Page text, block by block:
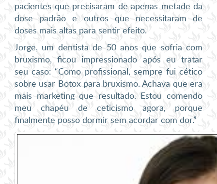
pacientes que precisaram de apenas metade da
dose padrão e outros que necessitaram de
doses mais altas para sentir efeito.
Jorge, um dentista de 50 anos que sofria com
bruxismo, ficou impressionado após eu tratar
seu caso: “Como profissional, sempre fui cético
sobre usar Botox para bruxismo. Achava que era
mais marketing que resultado. Estou comendo
meu chapéu de ceticismo agora, porque
finalmente posso dormir sem acordar com dor.”